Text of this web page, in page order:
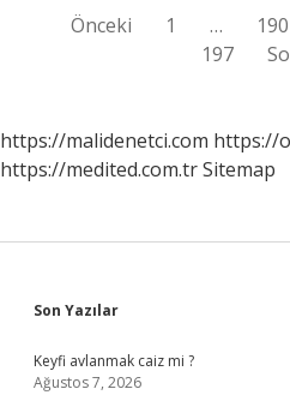
Yazı
sayfalaması
Önceki 1 … 190
197
https://malidenetci.com https://
https://medited.com.trSitemap
Sidebar
Son Yazılar
Keyfi avlanmak caiz mi ?
Ağustos 7, 2026